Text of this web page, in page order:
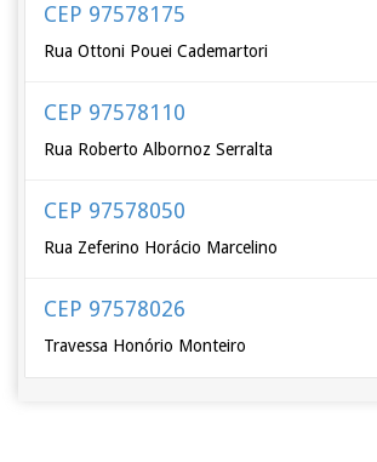
CEP 97578175
Rua Ottoni Pouei Cademartori
CEP 97578110
Rua Roberto Albornoz Serralta
CEP 97578050
Rua Zeferino Horácio Marcelino
CEP 97578026
Travessa Honório Monteiro